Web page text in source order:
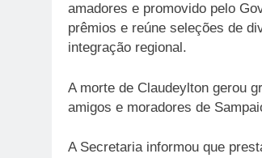
amadores e promovido pelo
prêmios e reúne seleções de
integração regional.
A morte de Claudeylton gerou
amigos e moradores de
A Secretaria informou que